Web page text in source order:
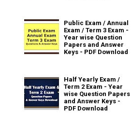
Public Exam / Annual
Exam / Term 3 Exam -
Year wise Question
Papers and Answer
Keys - PDF Download
Half Yearly Exam /
Term 2 Exam - Year
wise Question Papers
and Answer Keys -
PDF Download